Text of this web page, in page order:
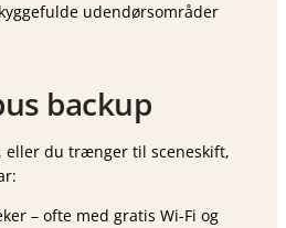
udendørsområder
backup
eller du trænger til sceneskift,
– ofte med gratis Wi-Fi og